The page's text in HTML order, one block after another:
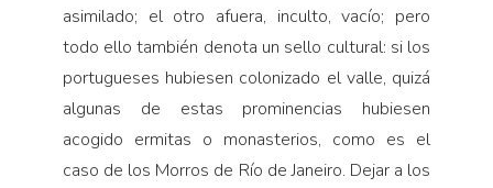
asimilado; el otro afuera, inculto, vacío; pero
todo ello también denota un sello cultural: si los
portugueses hubiesen colonizado el valle, quizá
algunas de estas prominencias hubiesen
acogido ermitas o monasterios, como es el
caso de los Morros de Río de Janeiro. Dejar a los